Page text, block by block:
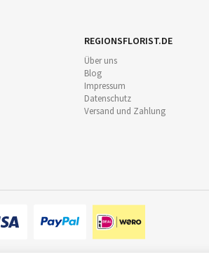
REGIONSFLORIST.DE
Über uns
Blog
Impressum
Datenschutz
Versand und Zahlung